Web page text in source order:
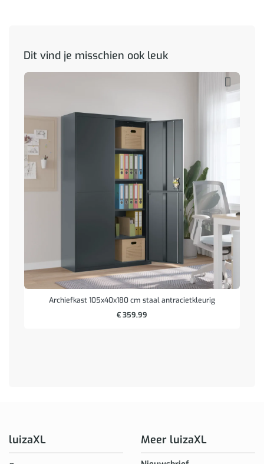
Dit vind je misschien ook leuk
Archiefkast 105x40x180 cm staal antracietkleurig
€359,99
luizaXL Meer luizaXL